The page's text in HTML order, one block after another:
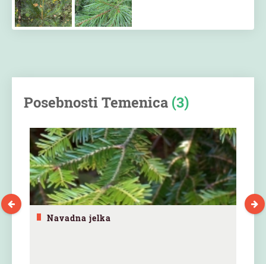
Posebnosti Temenica (3)
Navadna jelka